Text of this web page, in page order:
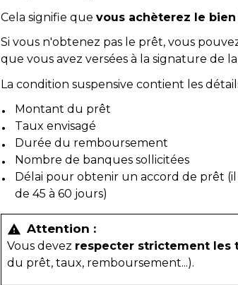
Cela signifie quevous achèterez le
Si vous n'obtenez pas le prêt, vous
que vous avez versées à la signature de
La condition suspensive contient les
Montant du prêt
Taux envisagé
Durée du remboursement
Nombre de banques sollicitées
Délai pour obtenir un accord de prêt
de 45 à 60 jours)
warning Attention :
Vous devez respecter strictement les
du prêt, taux, remboursement...).